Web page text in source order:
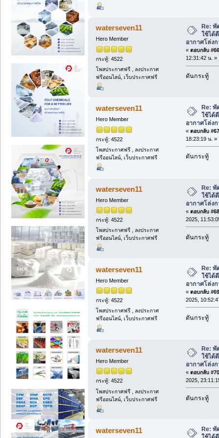
waterseven11
Hero Member
กระทู้: 4522
โพสประกาศฟรี , ลงประกาศ
ฟรีออนไลน์, เว็บประกาศฟรี
Re:
ใช้ได้
อากาศโล่ง
« ตอบกลับ
12:31:42 น. »
ดันกระทู้
waterseven11
Hero Member
กระทู้: 4522
โพสประกาศฟรี , ลงประกาศ
ฟรีออนไลน์, เว็บประกาศฟรี
Re: พั
ใช้ได้
อากาศโล่ง
« ตอบกลับ
18:23:19 น. »
ดันกระทู้
waterseven11
Hero Member
กระทู้: 4522
โพสประกาศฟรี , ลงประกาศ
ฟรีออนไลน์, เว็บประกาศฟรี
Re: พั
ใช้ได้
อากาศโล่ง
« ตอบกลับ
2025,
ดันกระทู้
waterseven11
Hero Member
กระทู้: 4522
โพสประกาศฟรี , ลงประกาศ
ฟรีออนไลน์, เว็บประกาศฟรี
Re: พั
ใช้ได้
อากาศโล่ง
« ตอบกลับ
2025,
ดันกระทู้
waterseven11
Hero Member
กระทู้: 4522
โพสประกาศฟรี , ลงประกาศ
ฟรีออนไลน์, เว็บประกาศฟรี
Re:
ใช้ได้
อากาศโล่ง
« ตอบกลับ
2025,
ดันกระทู้
waterseven11
Re: